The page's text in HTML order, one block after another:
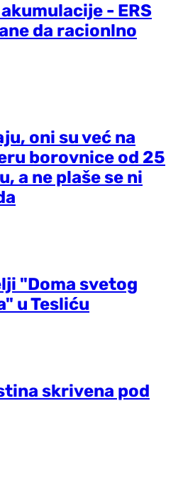
- ERS
da racionlno
oni su već na
borovnice od 25
a ne plaše se ni
"Doma svetog
u Tesliću
skrivena pod